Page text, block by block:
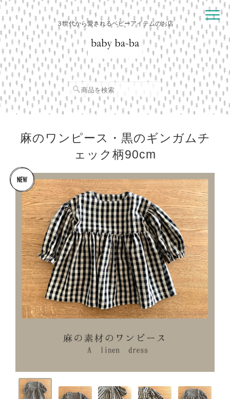
３世代から愛されるベビーアイテムのお店
麻のワンピース・黒のギンガムチ
ェック柄90cm